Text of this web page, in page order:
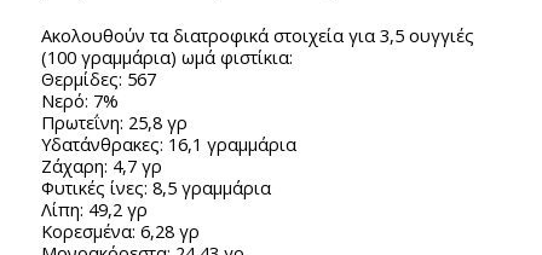
Ακολουθούν τα διατροφικά στοιχεία για 3,5 ουγγιές
(100 γραμμάρια) ωμά φιστίκια:
Θερμίδες: 567
Νερό: 7%
Πρωτεΐνη: 25,8 γρ
Υδατάνθρακες: 16,1 γραμμάρια
Ζάχαρη: 4,7 γρ
Φυτικές ίνες: 8,5 γραμμάρια
Λίπη: 49,2 γρ
Κορεσμένα: 6,28 γρ